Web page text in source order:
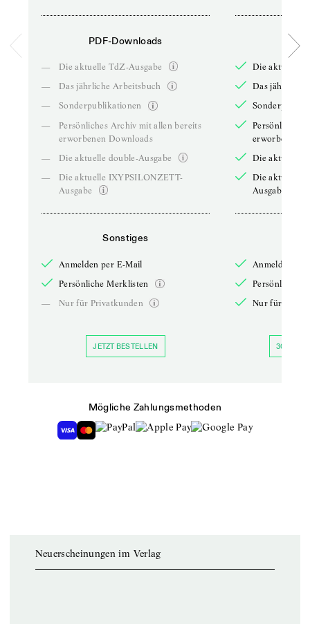
PDF-Downloads
—
Die aktuelle TdZ-Ausgabe
—
Das jährliche Arbeitsbuch
—
Sonderpublikationen
—
Persönliches Archiv mit allen bereits
erworbenen Downloads
—
Die aktuelle double-Ausgabe
—
Die aktuelle IXYPSILONZETT-
Ausgabe
Sonstiges
Anmelden per E-Mail
Persönliche Merklisten
—
Nur für Privatkunden
JETZT BESTELLEN
Die aktuelle
Das jährliche
Persönliches
erworbenen
Die aktuelle
Die aktuelle
Ausgabe
Anmelden
Persönliche
Nur für
30 TAGE
Mögliche Zahlungsmethoden
Neuerscheinungen im Verlag